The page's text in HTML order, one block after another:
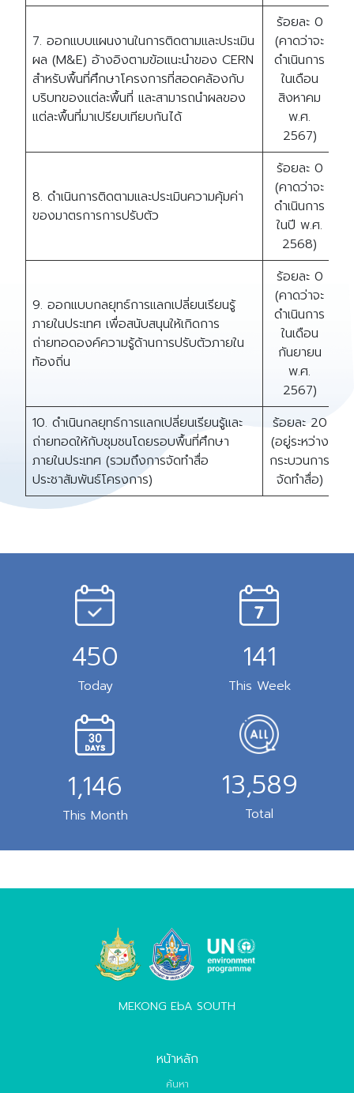
7. ออกแบบแผนงานในการติดตามและประเมิน
ผล (M&E) อ้างอิงตามข้อแนะนำของ CERN
สำหรับพื้นที่ศึกษาโครงการที่สอดคล้องกับ
บริบทของแต่ละพื้นที่ และสามารถนำผลของ
แต่ละพื้นที่มาเปรียบเทียบกันได้
ร้อยละ 0
(คาดว่าจะ
ดำเนินการ
ในเดือน
สิงหาคม
พ.ศ.
2567)
8. ดำเนินการติดตามและประเมินความคุ้มค่า
ของมาตรการการปรับตัว
ร้อยละ 0
(คาดว่าจะ
ดำเนินการ
ในปี พ.ศ.
2568)
9. ออกแบบกลยุทธ์การแลกเปลี่ยนเรียนรู้
ภายในประเทศ เพื่อสนับสนุนให้เกิดการ
ถ่ายทอดองค์ความรู้ด้านการปรับตัวภายใน
ท้องถิ่น
ร้อยละ 0
(คาดว่าจะ
ดำเนินการ
ในเดือน
กันยายน
พ.ศ.
2567)
10. ดำเนินกลยุทธ์การแลกเปลี่ยนเรียนรู้และ
ถ่ายทอดให้กับชุมชนโดยรอบพื้นที่ศึกษา
ภายในประเทศ (รวมถึงการจัดทำสื่อ
ประชาสัมพันธ์โครงการ)
ร้อยละ 20
(อยู่ระหว่าง
กระบวนการ
จัดทำสื่อ)
450
Today
141
This Week
1,146
This Month
13,589
Total
MEKONG EbA SOUTH
หน้าหลัก
ค้นหา